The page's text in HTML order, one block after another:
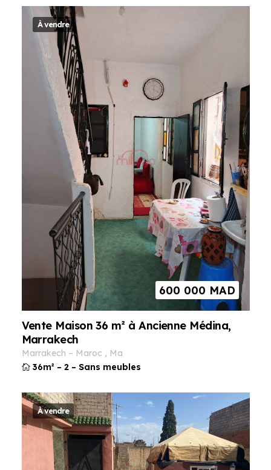
À vendre
600 000 MAD
Vente Maison 36 m² à Ancienne Médina,
Marrakech
marrakech – maroc ,
ma
36m² – 2 – Sans meubles
À vendre